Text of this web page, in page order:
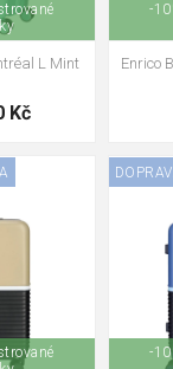
otevřít kufr
manipulaci na
každou
Dielle. Díky
L Mint
Kč
-
Enrico
-